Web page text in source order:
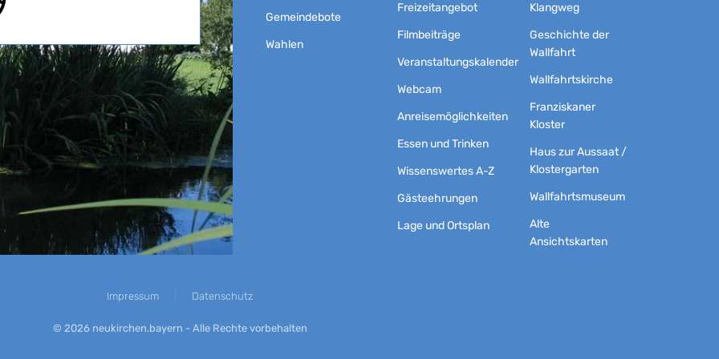
Gemeindebote
Wahlen
Freizeitangebot
Filmbeiträge
Veranstaltungskalender
Webcam
Anreisemöglichkeiten
Essen und Trinken
Wissenswertes A-Z
Gästeehrungen
Lage und Ortsplan
Klangweg
Geschichte der
Wallfahrt
Wallfahrtskirche
Franziskaner
Kloster
Haus zur Aussaat /
Klostergarten
Wallfahrtsmuseum
Alte
Ansichtskarten
Impressum Datenschutz
© 2026neukirchen.bayern - Alle Rechte vorbehalten